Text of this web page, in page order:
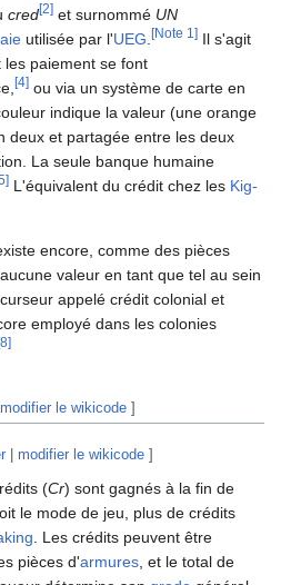
cred[2] et surnommé UN
utilisée par l'UEG [Note 1 ] Il s'agit
paiement se font
[4] ou via un système de carte en
indique la valeur (une orange
deux et partagée entre les deux
La seule banque humaine
] L'équivalent du crédit chez les Kig-
encore, comme des pièces
valeur en tant que tel au sein
appelé crédit colonial et
employé dans les colonies
8]
modifier le wikicode ]
|modifier le wikicode ]
(Cr) sont gagnés à la fin de
le mode de jeu, plus de crédits
. Les crédits peuvent être
pièces d'armures , et le total de